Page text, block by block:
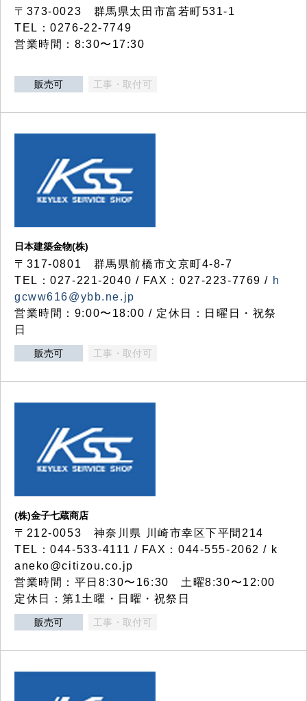
〒373-0023 群馬県太田市富若町531-1
TEL：0276-22-7749
営業時間：8:30〜17:30
販売可 工事・取付可
日本建築金物(株)
〒317‐0801 群馬県前橋市文京町4-8-7
TEL：027-221-2040 / FAX：027-223-7769 / h
gcww616@ybb.ne.jp
営業時間：9:00〜18:00 / 定休日：日曜日・祝祭
日
販売可 工事・取付可
(株)金子七蔵商店
〒212-0053 神奈川県 川崎市幸区下平間214
TEL：044-533-4111 / FAX：044-555-2062 / k
aneko@citizou.co.jp
営業時間：平日8:30〜16:30 土曜8:30〜12:00
定休日：第1土曜・日曜・祝祭日
販売可 工事・取付可